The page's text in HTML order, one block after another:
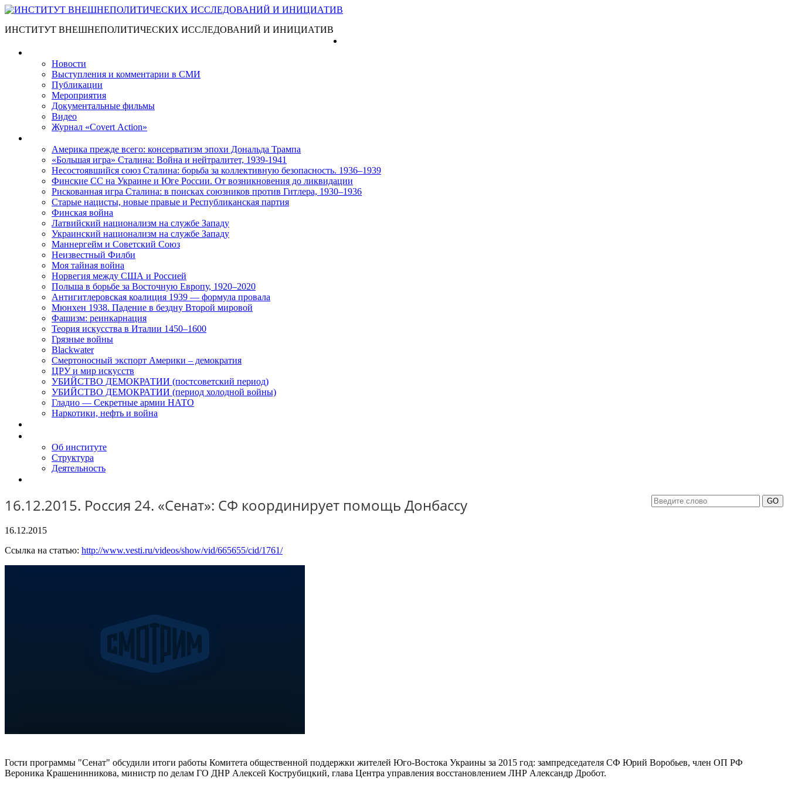
ИНСТИТУТ ВНЕШНЕПОЛИТИЧЕСКИХ ИССЛЕДОВАНИЙ И ИНИЦИАТИВ
Новости
Выступления и коммента­рии в СМИ
Публикации
Мероприятия
Документальные фильмы
Видео
Журнал «Covert Action»
Америка прежде всего: консерватизм эпохи Дональда Трампа
«Большая игра» Сталина: Война и нейтралитет, 1939-1941
Несостоявшийся союз Сталина: борьба за коллективную безопасность. 1936–1939
Финские СС на Украине и Юге России. От возникновения до ликвидации
Рискованная игра Сталина: в поисках союзников против Гитлера, 1930–1936
Старые нацисты, новые правые и Республиканская партия
Финская война
Латвийский национализм на службе Западу
Украинский национализм на службе Западу
Маннергейм и Советский Союз
Неизвестный Филби
Моя тайная война
Норвегия между США и Россией
Польша в борьбе за Восточную Европу, 1920–2020
Антигитлеровская коалиция 1939 — формула провала
Мюнхен 1938. Падение в бездну Второй мировой
Фашизм: реинкарнация
Теория искусства в Италии 1450–1600
Грязные войны
Blackwater
Смертоносный экспорт Америки – демократия
ЦРУ и мир искусств
УБИЙСТВО ДЕМОКРАТИИ (постсоветский период)
УБИЙСТВО ДЕМОКРАТИИ (период холодной войны)
Гладио — Секретные армии НАТО
Наркотики, нефть и война
Об институте
Структура
Деятельность
16.12.2015. Россия 24. «Сенат»: СФ координирует помощь Донбассу
16.12.2015
Ссылка на статью: http://www.vesti.ru/videos/show/vid/665655/cid/1761/
Гости программы "Сенат" обсудили итоги работы Комитета общественной поддержки жителей Юго-Востока Украины за 2015 год: зампредседателя СФ Юрий Воробьев, член ОП РФ
Вероника Крашенинникова, министр по делам ГО ДНР Алексей Кострубицкий, глава Центра управления восстановлением ЛНР Александр Дробот.